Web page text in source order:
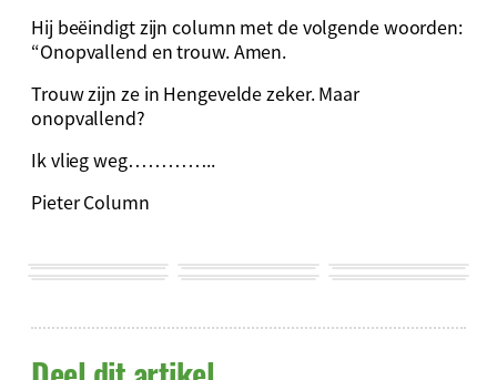
Hij beëindigt zijn column met de volgende woorden:
“Onopvallend en trouw. Amen.
Trouw zijn ze in Hengevelde zeker. Maar
onopvallend?
Ik vlieg weg…………..
Pieter Column